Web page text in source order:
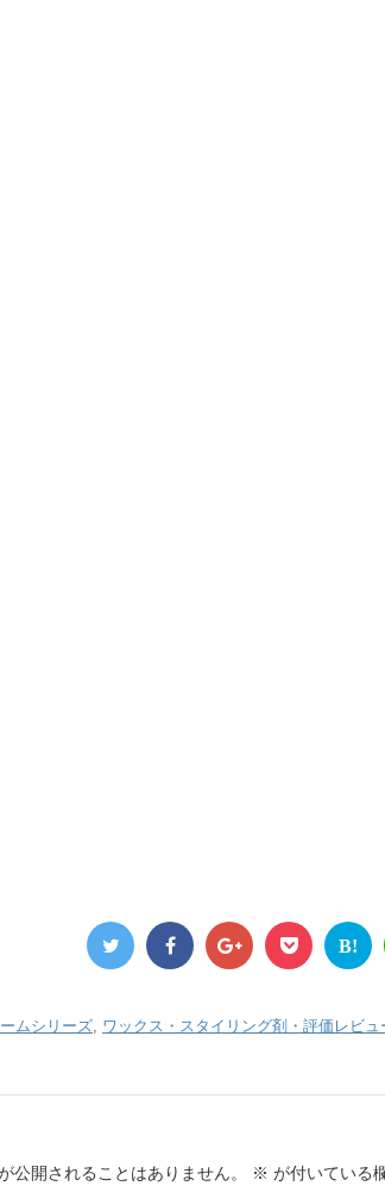
B!
ムシリーズ ワックス・スタイリング剤・評価レビュ
公開されることはありません。 ※ が付いている